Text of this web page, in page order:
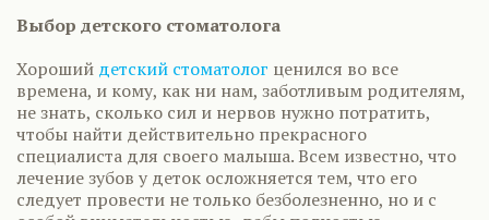
Выбор детского стоматолога
Хороший детский стоматолог ценился во все
времена, и кому, как ни нам, заботливым родителям,
не знать, сколько сил и нервов нужно потратить,
чтобы найти действительно прекрасного
специалиста для своего малыша. Всем известно, что
лечение зубов у деток осложняется тем, что его
следует провести не только безболезненно, но и с